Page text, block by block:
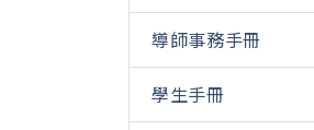
導師事務手冊
學生手冊